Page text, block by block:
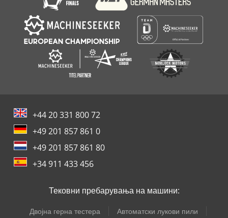
+44 20 331 800 72
+49 201 857 861 0
+49 201 857 861 80
+34 911 433 456
Тековни пребарувања на машини:
Двојна герна тестера
Автоматски лукови пили